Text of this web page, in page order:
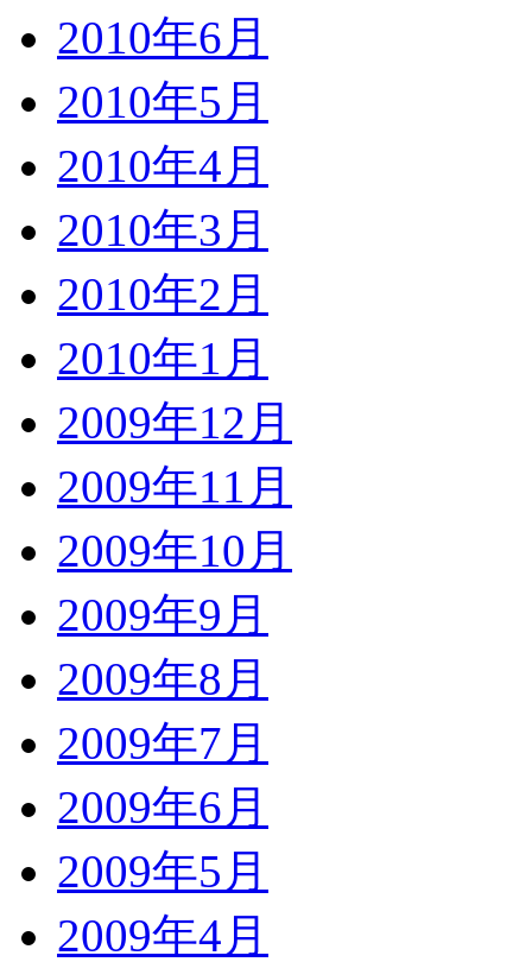
2010年6月
2010年5月
2010年4月
2010年3月
2010年2月
2010年1月
2009年12月
2009年11月
2009年10月
2009年9月
2009年8月
2009年7月
2009年6月
2009年5月
2009年4月